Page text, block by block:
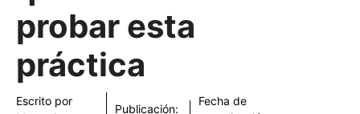
probar esta
práctica
Escrito por
Publicación:
Fecha de